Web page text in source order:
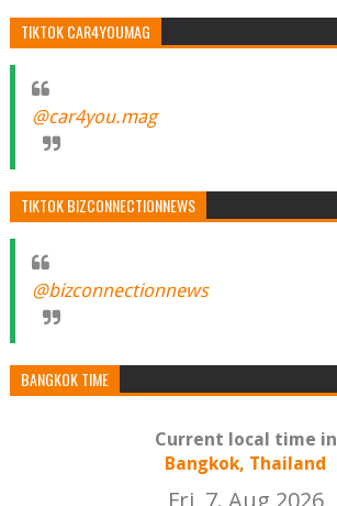
TIKTOK CAR4YOUMAG
@car4you.mag
TIKTOK BIZCONNECTIONNEWS
@bizconnectionnews
BANGKOK TIME
Current local time in
Bangkok, Thailand